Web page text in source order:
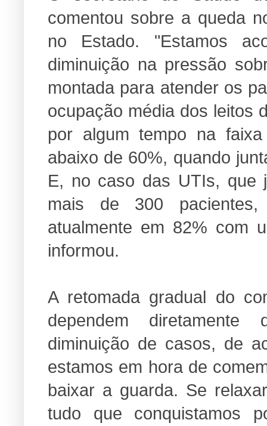
comentou sobre a queda
no Estado. "Estamos
diminuição na pressão
montada para atender os
ocupação média dos leitos
por algum tempo na
abaixo de 60%, quando
E, no caso das UTIs, que
mais de 300
atualmente em 82% com
informou.
A retomada gradual do
dependem
diminuição de casos, de
estamos em hora de
baixar a guarda. Se
tudo que conquistamos